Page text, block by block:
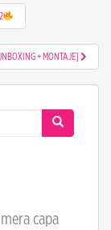
+ MONTAJE]
capa